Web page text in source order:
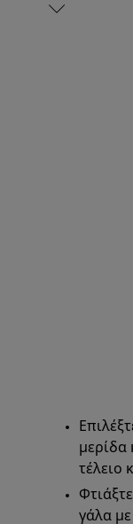
μερίδα
τέλειο
γάλα